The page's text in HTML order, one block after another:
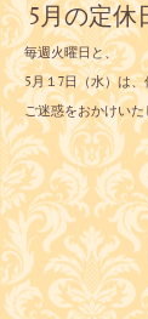
5月の定休
毎週火曜日と、
5月１7日（水）は
ご迷惑をおかけいた